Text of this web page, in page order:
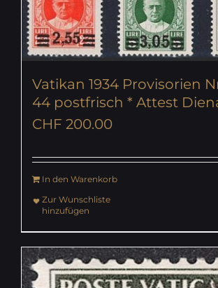
Vatikan 1934 Provisorien
44 postfrisch * Attest
CHF 200.00
In den Warenkorb
Zur Wunschliste
hinzufügen